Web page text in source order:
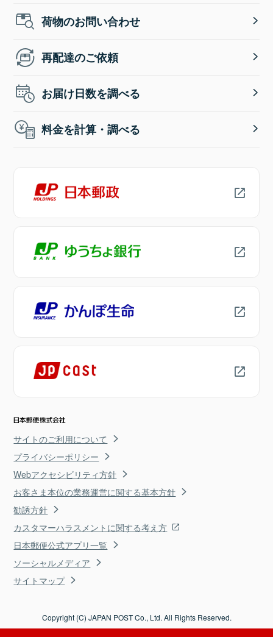
荷物のお問い合わせ
再配達のご依頼
お届け日数を調べる
料金を計算・調べる
サイトのご利用について
プライバシーポリシー
Webアクセシビリティ方針
お客さま本位の業務運営に関する基本方針
勧誘方針
カスタマーハラスメントに関する考え方
日本郵便公式アプリ一覧
ソーシャルメディア
サイトマップ
Copyright (C) JAPAN POST Co., Ltd. All Rights Reserved.